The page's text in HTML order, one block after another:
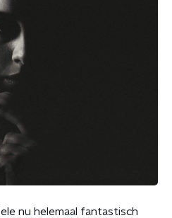
nu helemaal fantastisch